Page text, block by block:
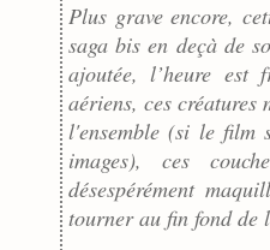
Plus grave encore,
saga bis en deçà de
ajoutée, l’heure est
aériens, ces
l'ensemble (si le film
images), ces
désespérément
tourner au fin fond de